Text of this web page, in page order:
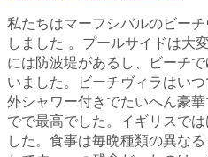
私たちはマーフシバルのビー
しました 。プールサイドは大
には防波堤があるし、ビーチ
いました。ビーチヴィラはい
外シャワー付きでたいへん豪
でで最高でした。イギリスで
した。食事は毎晩種類の異な